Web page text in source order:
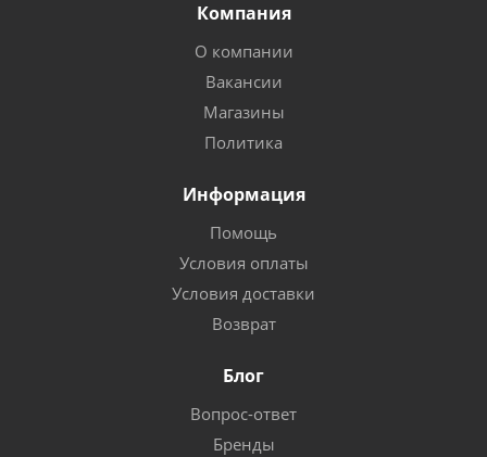
Компания
О компании
Вакансии
Магазины
Политика
Информация
Помощь
Условия оплаты
Условия доставки
Возврат
Блог
Вопрос-ответ
Бренды